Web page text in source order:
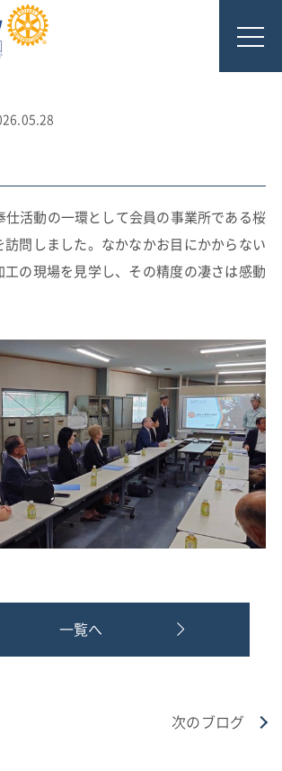
仕活動の一環として会員の事業所である桜
訪問しました。なかなかお目にかからない
工の現場を見学し、その精度の凄さは感動
一覧へ
次のブログ